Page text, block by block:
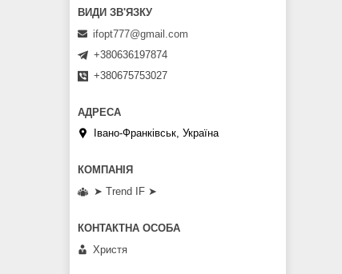
ifopt777@gmail.com
+380636197874
+380675753027
Івано-Франківськ, Україна
➤ Trend IF ➤
Христя